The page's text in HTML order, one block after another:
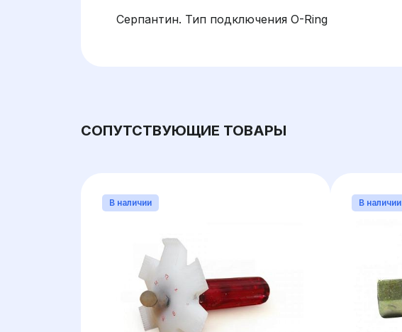
Серпантин. Тип подключения O-Ring
СОПУТСТВУЮЩИЕ ТОВАРЫ
В наличии В наличии